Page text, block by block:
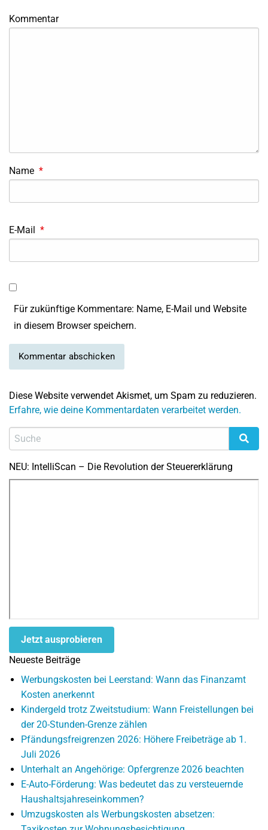
Kommentar
Name *
E-Mail *
Für zukünftige Kommentare: Name, E-Mail und Website
in diesem Browser speichern.
Diese Website verwendet Akismet, um Spam zu reduzieren.
Erfahre, wie deine Kommentardaten verarbeitet werden.
NEU: IntelliScan – Die Revolution der Steuererklärung
Jetzt ausprobieren
Neueste Beiträge
Werbungskosten bei Leerstand: Wann das Finanzamt
Kosten anerkennt
Kindergeld trotz Zweitstudium: Wann Freistellungen bei
der 20-Stunden-Grenze zählen
Pfändungsfreigrenzen 2026: Höhere Freibeträge ab 1.
Juli 2026
Unterhalt an Angehörige: Opfergrenze 2026 beachten
E-Auto-Förderung: Was bedeutet das zu versteuernde
Haushaltsjahreseinkommen?
Umzugskosten als Werbungskosten absetzen: